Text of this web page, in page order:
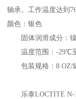
轴承。工作温度达到
颜色：银色
固体润滑成分：
温度范围：-29℃
包装规格：8 OZ/
乐泰LOCTITE N-